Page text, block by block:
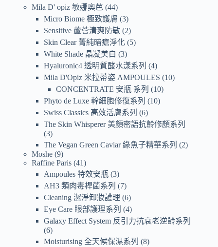
Mila D' opiz 敏娜奧芭 44
Micro Biome 極致護膚 3
Sensitive 蘆薈清爽防敏 2
Skin Clear 菁純暗瘡淨化 5
White Shade 晶凝美白
3
Hyaluronic4 透明質酸水漾系列
4
Mila D'Opiz 米拉蒂姿 AMPOULES
10
CONCENTRATE 安瓶 系列
10
Phyto de Luxe 幹細胞修復系列
10
Swiss Classics 高效活膚系列
6
The Skin Whisperer 美顏密語抗齡修顏系列
3
The Vegan Green Caviar 綠魚子精華系列
2
Moshe 9
Raffine Paris 41
Ampoules 特效安瓶 3
AH3 類肉毒桿菌系列
7
Cleaning 潔淨卸妝護理 6
Eye Care 眼部護理系列
4
Galaxy Effect System 反引力抗衰老逆齡系列
6
Moisturising 全天候保濕系列
8